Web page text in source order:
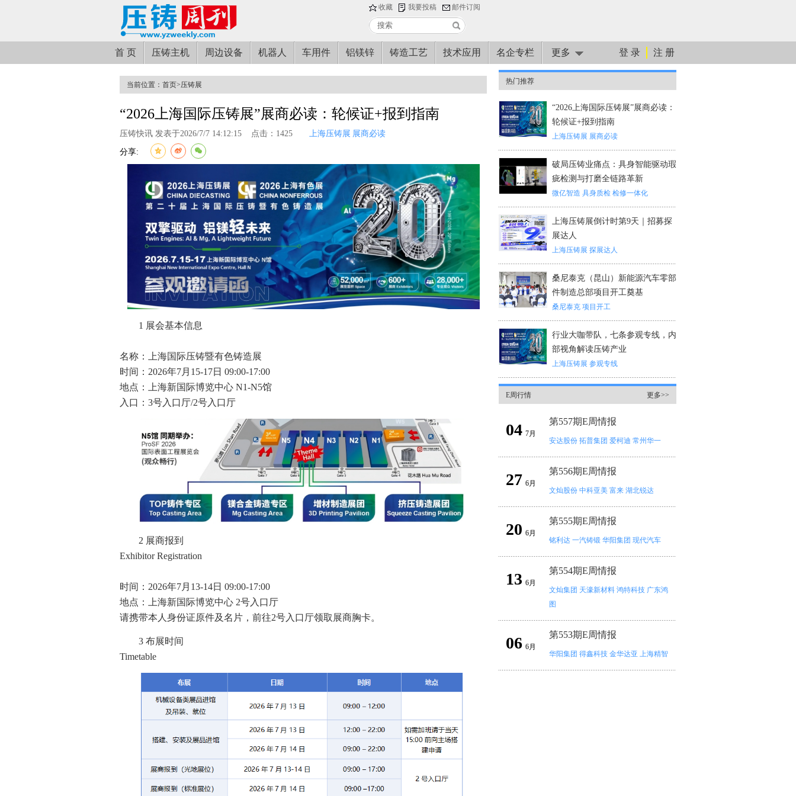
收藏 我要投稿 邮件订阅
首 页 压铸主机 周边设备 机器人 车用件 铝镁锌 铸造工艺 技术应用 名企专栏 更多 登 录 注 册
当前位置： 首页>压铸展
“2026上海国际压铸展”展商必读：轮候证+报到指南
压铸快讯 发表于2026/7/7 14:12:15 点击：1425 上海压铸展 展商必读
分享:
1 展会基本信息
名称：上海国际压铸暨有色铸造展
时间：2026年7月15-17日 09:00-17:00
地点：上海新国际博览中心 N1-N5馆
入口：3号入口厅/2号入口厅
2 展商报到
Exhibitor Registration
时间：2026年7月13-14日 09:00-17:00
地点：上海新国际博览中心 2号入口厅
请携带本人身份证原件及名片，前往2号入口厅领取展商胸卡。
3 布展时间
Timetable
热门推荐
“2026上海国际压铸展”展商必读：
轮候证+报到指南
上海压铸展 展商必读
破局压铸业痛点：具身智能驱动瑕
疵检测与打磨全链路革新
微亿智造 具身质检 检修一体化
上海压铸展倒计时第9天｜招募探
展达人
上海压铸展 探展达人
桑尼泰克（昆山）新能源汽车零部
件制造总部项目开工奠基
桑尼泰克 项目开工
行业大咖带队，七条参观专线，内
部视角解读压铸产业
上海压铸展 参观专线
E周行情 更多>>
04 7月
第557期E周情报
安达股份 拓普集团 爱柯迪 常州华一
27 6月
第556期E周情报
文灿股份 中科亚美 富来 湖北锐达
20 6月
第555期E周情报
铭利达 一汽铸锻 华阳集团 现代汽车
13 6月
第554期E周情报
文灿集团 天濠新材料 鸿特科技 广东鸿
图
06 6月
第553期E周情报
华阳集团 得鑫科技 金华达亚 上海精智